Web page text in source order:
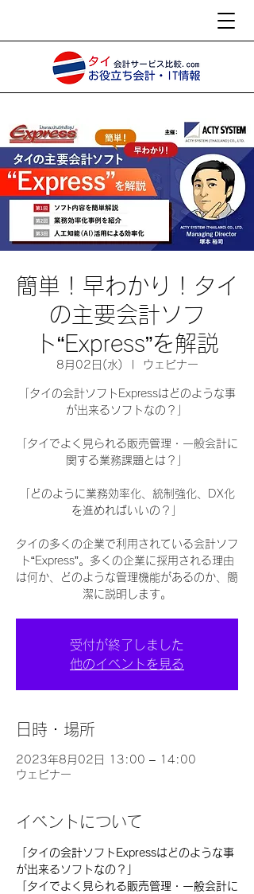
簡単！早わかり！タイ
の主要会計ソフ
ト“Express”を解説
8月02日(水) ウェビナー
「タイの会計ソフトExpressはどのような事
が出来るソフトなの？」
「タイでよく見られる販売管理・一般会計に
関する業務課題とは？」
「どのように業務効率化、統制強化、DX化
を進めればいいの？」
タイの多くの企業で利用されている会計ソフ
ト“Express”。多くの企業に採用される理由
は何か、どのような管理機能があるのか、簡
潔に説明します。
受付が終了しました
他のイベントを見る
日時・場所
2023年8月02日 13:00 – 14:00
ウェビナー
イベントについて
「タイの会計ソフトExpressはどのような事
が出来るソフトなの？」
「タイでよく見られる販売管理・一般会計に